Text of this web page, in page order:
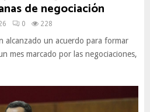
de negociación
0 228
alcanzado un acuerdo para formar
mes marcado por las negociaciones,